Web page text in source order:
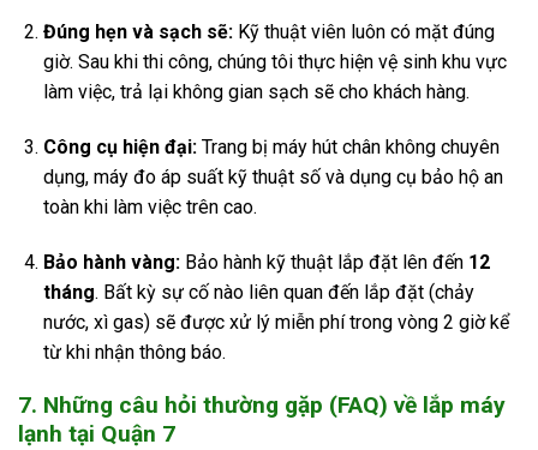
Đúng hẹn và sạch sẽ:Kỹ thuật viên luôn có mặt đúng
giờ. Sau khi thi công, chúng tôi thực hiện vệ sinh khu vực
làm việc, trả lại không gian sạch sẽ cho khách hàng.
Công cụ hiện đại:Trang bị máy hút chân không chuyên
dụng, máy đo áp suất kỹ thuật số và dụng cụ bảo hộ an
toàn khi làm việc trên cao.
Bảo hành vàng:Bảo hành kỹ thuật lắp đặt lên đến 12
tháng. Bất kỳ sự cố nào liên quan đến lắp đặt (chảy
nước, xì gas) sẽ được xử lý miễn phí trong vòng 2 giờ kể
từ khi nhận thông báo.
7. Những câu hỏi thường gặp (FAQ) về lắp máy
lạnh tại Quận 7